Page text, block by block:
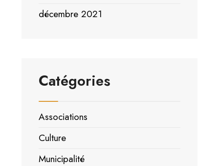
décembre 2021
Catégories
Associations
Culture
Municipalité